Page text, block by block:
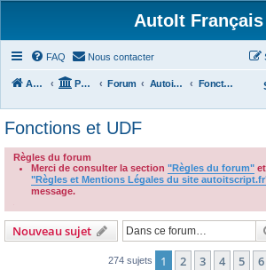
AutoIt Français
FAQ Nous contacter
Accueil Portail Forum Autoit v3 Fonctions et UDF
Fonctions et UDF
Règles du forum
Merci de consulter la section "Règles du forum"
"Règles et Mentions Légales du site
message.
Nouveau sujet
274 sujets 1 2 3 4 5 6